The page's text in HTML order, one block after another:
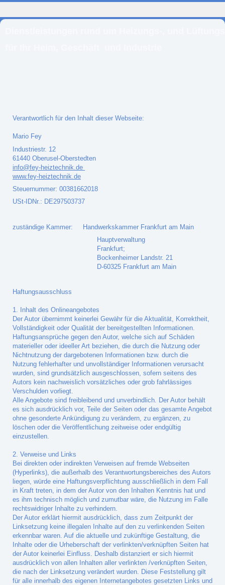
Verantwortlich für den Inhalt dieser Webseite:
Mario Fey
Industriestr. 12
61440 Oberusel-Oberstedten
info@fey-heiztechnik.de
www.fey-heiztechnik.de
Steuernummer: 00381662018
USt-IDNr.: DE297503737
zuständige Kammer: Handwerkskammer Frankfurt am Main
Hauptverwaltung
Frankfurt;
Bockenheimer Landstr. 21
D-60325 Frankfurt am Main
Haftungsausschluss
1. Inhalt des Onlineangebotes
Der Autor übernimmt keinerlei Gewähr für die Aktualität, Korrektheit,
Vollständigkeit oder Qualität der bereitgestellten Informationen.
Haftungsansprüche gegen den Autor, welche sich auf Schäden
materieller oder ideeller Art beziehen, die durch die Nutzung oder
Nichtnutzung der dargebotenen Informationen bzw. durch die
Nutzung fehlerhafter und unvollständiger Informationen verursacht
wurden, sind grundsätzlich ausgeschlossen, sofern seitens des
Autors kein nachweislich vorsätzliches oder grob fahrlässiges
Verschulden vorliegt.
Alle Angebote sind freibleibend und unverbindlich. Der Autor behält
es sich ausdrücklich vor, Teile der Seiten oder das gesamte Angebot
ohne gesonderte Ankündigung zu verändern, zu ergänzen, zu
löschen oder die Veröffentlichung zeitweise oder endgültig
einzustellen.
2. Verweise und Links
Bei direkten oder indirekten Verweisen auf fremde Webseiten
(Hyperlinks), die außerhalb des Verantwortungsbereiches des Autors
liegen, würde eine Haftungsverpflichtung ausschließlich in dem Fall
in Kraft treten, in dem der Autor von den Inhalten Kenntnis hat und
es ihm technisch möglich und zumutbar wäre, die Nutzung im Falle
rechtswidriger Inhalte zu verhindern.
Der Autor erklärt hiermit ausdrücklich, dass zum Zeitpunkt der
Linksetzung keine illegalen Inhalte auf den zu verlinkenden Seiten
erkennbar waren. Auf die aktuelle und zukünftige Gestaltung, die
Inhalte oder die Urheberschaft der verlinkten/verknüpften Seiten hat
der Autor keinerlei Einfluss. Deshalb distanziert er sich hiermit
ausdrücklich von allen Inhalten aller verlinkten /verknüpften Seiten,
die nach der Linksetzung verändert wurden. Diese Feststellung gilt
für alle innerhalb des eigenen Internetangebotes gesetzten Links und